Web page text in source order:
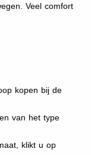
Veel comfort
kopen bij de
van het type
klikt u op